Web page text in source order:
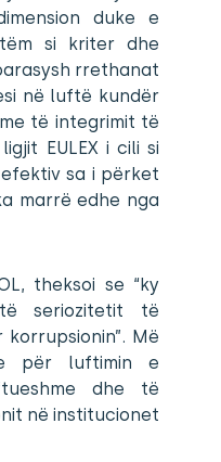
duke e
si kriter dhe
rrethanat
në luftë kundër
të integrimit të
EULEX i cili si
sa i përket
marrë edhe nga
theksoi se “ky
seriozitetit të
Më
për luftimin e
dhe të
në institucionet